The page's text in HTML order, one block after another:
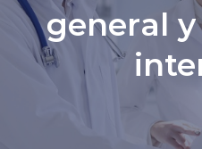
Planes y Convenios
general